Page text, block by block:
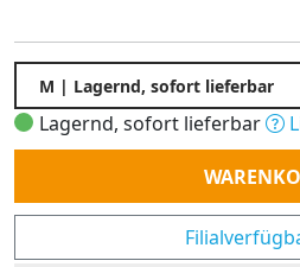
Lagernd, sofort lieferbar
Anzahl